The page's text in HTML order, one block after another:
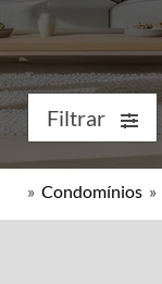
Filtrar
» Condomínios »